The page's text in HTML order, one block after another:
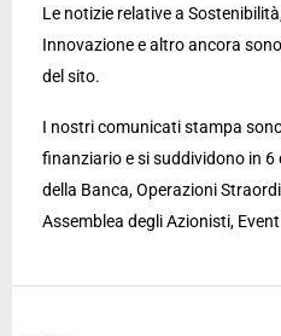
Le notizie relative a
Innovazione e altro ancora
del sito.
I nostri comunicati stampa
finanziario e si suddividono in
della Banca, Operazioni
Assemblea degli Azionisti,